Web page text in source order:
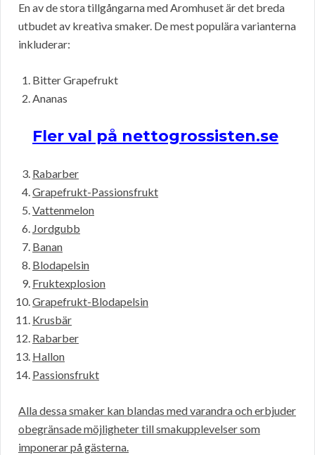
En av de stora tillgångarna med Aromhuset är det breda
utbudet av kreativa smaker. De mest populära varianterna
inkluderar:
Bitter Grapefrukt
Ananas
Fler val på nettogrossisten.se
Rabarber
Grapefrukt-Passionsfrukt
Vattenmelon
Jordgubb
Banan
Blodapelsin
Fruktexplosion
Grapefrukt-Blodapelsin
Krusbär
Rabarber
Hallon
Passionsfrukt
Alla dessa smaker kan blandas med varandra och erbjuder
obegränsade möjligheter till smakupplevelser som
imponerar på gästerna.